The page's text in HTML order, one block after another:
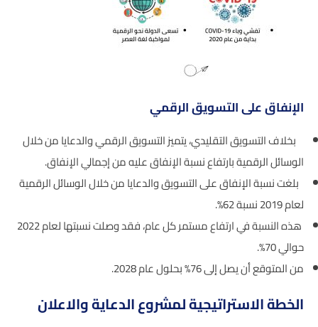
الإنفاق على التسويق الرقمي
بخلاف التسويق التقليدي، يتميز التسويق الرقمي والدعايا من خلال
الوسائل الرقمية بارتفاع نسبة الإنفاق عليه من إجمالي الإنفاق.
بلغت نسبة الإنفاق على التسويق والدعايا من خلال الوسائل الرقمية
لعام 2019 نسبة 62%.
هذه النسبة في ارتفاع مستمر كل عام، فقد وصلت نسبتها لعام 2022
حوالي 70%.
من المتوقع أن يصل إلى 76% بحلول عام 2028.
الخطة الاستراتيجية لمشروع الدعاية والاعلان